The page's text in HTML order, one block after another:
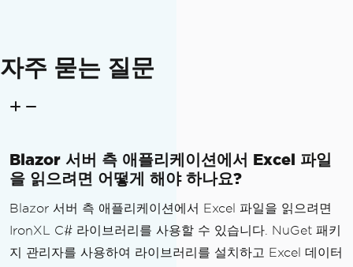
자주 묻는 질문
Blazor 서버 측 애플리케이션에서 Excel 파일
을 읽으려면 어떻게 해야 하나요?
Blazor 서버 측 애플리케이션에서 Excel 파일을 읽으려면
IronXL C# 라이브러리를 사용할 수 있습니다. NuGet 패키
지 관리자를 사용하여 라이브러리를 설치하고 Excel 데이터